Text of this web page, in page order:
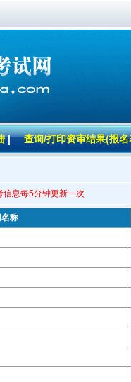
| 查询/打印资审结果(报名
信息每5分钟更新一次
称